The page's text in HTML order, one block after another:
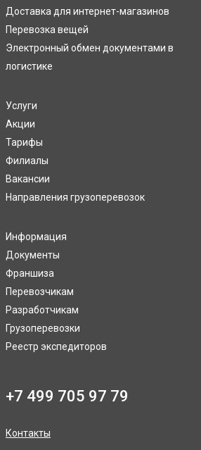
Доставка для интернет-магазинов
Перевозка вещей
Электронный обмен документами в
логистике
Услуги
Акции
Тарифы
Филиалы
Вакансии
Направления грузоперевозок
Информация
Документы
Франшиза
Перевозчикам
Разработчикам
Грузоперевозки
Реестр экспедиторов
+7 499 705 97 79
Контакты